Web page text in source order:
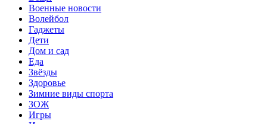
Военные новости
Волейбол
Гаджеты
Дети
Дом и сад
Еда
Звёзды
Здоровье
Зимние виды спорта
ЗОЖ
Игры